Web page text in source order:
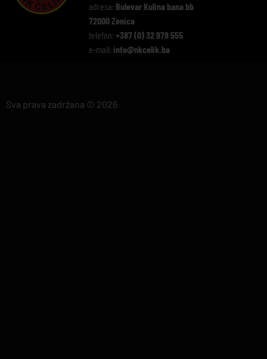
adresa: Bulevar Kulina bana bb
72000 Zenica
telefon: +387 (0) 32 978 555
e-mail: info@nkcelik.ba
Sva prava zadržana © 2026